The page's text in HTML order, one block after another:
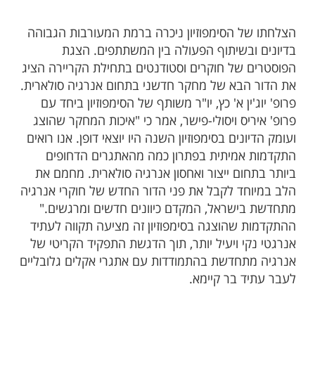
הצלחתו של הסימפוזיון ניכרה ברמת המעורבות הגבוהה
בדיונים ובשיתוף הפעולה בין המשתתפים. הצגת
הפוסטרים של חוקרים וסטודנטים בתחילת הקריירה הציג
את הדור הבא של מחקר חדשני בתחום אנרגיה סולארית.
פרופ' יוג'ין א' כץ, יו"ר משותף של הסימפוזיון ביחד עם
פרופ' איריס ויסולי-פישר, אמר כי "איכות המחקר שהוצג
ועומק הדיונים בסימפוזיון השנה היו יוצאי דופן. אנו רואים
התקדמות אמיתית בפתרון כמה מהאתגרים הדחופים
ביותר בתחום ייצור ואחסון אנרגיה סולארית. מחמם את
הלב במיוחד לקבל את פני הדור החדש של חוקרי אנרגיה
מתחדשת בישראל, המקדם כיוונים חדשים ומרגשים."
ההתקדמות שהוצגה בסימפוזיון זה מציעה תקווה לעתיד
אנרגטי נקי ויעיל יותר, תוך הדגשת התפקיד הקריטי של
אנרגיה מתחדשת בהתמודדות עם אתגרי אקלים גלובליים
לעבר עתיד בר קיימא.